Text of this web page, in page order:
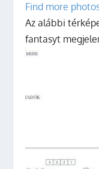
Find more
Az alábbi
fantasyt